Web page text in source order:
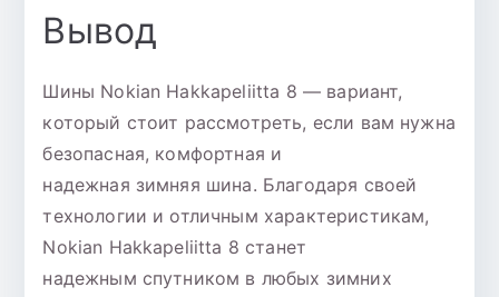
Вывод
Шины Nokian Hakkapeliitta 8 — вариант,
который стоит рассмотреть, если вам нужна
безопасная, комфортная и
надежная зимняя шина. Благодаря своей
технологии и отличным характеристикам,
Nokian Hakkapeliitta 8 станет
надежным спутником в любых зимних